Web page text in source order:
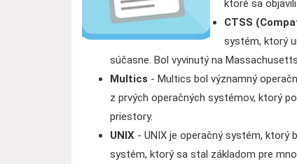
ktoré sa
CTSS
systém, ktorý
súčasne. Bol vyvinutý na
Multics - Multics bol významný
z prvých operačných systémov, ktorý
priestory.
UNIX - UNIX je operačný systém, ktorý
systém, ktorý sa stal základom pre